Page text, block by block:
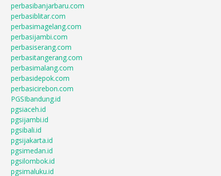
perbasibanjarbaru.com
perbasiblitar.com
perbasimagelang.com
perbasijambi.com
perbasiserang.com
perbasitangerang.com
perbasimalang.com
perbasidepok.com
perbasicirebon.com
PGSIbandung.id
pgsiaceh.id
pgsijambi.id
pgsibali.id
pgsijakarta.id
pgsimedan.id
pgsilombok.id
pgsimaluku.id